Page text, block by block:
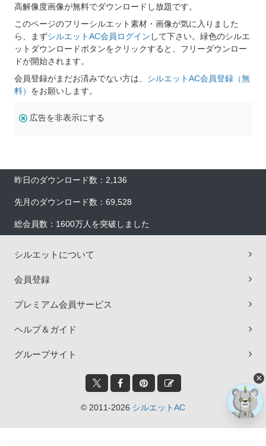
高解像度画像が無料でダウンロードし放題です。
このページのフリーシルエット素材・画像が気に入りました
ら、まずシルエットAC会員ログイン して下さい。緑色のシルエ
ットダウンロードボタンをクリックすると、フリーダウンロー
ドが開始されます。
会員登録がまだお済みでない方は、 シルエットAC会員登録（無
料） をお願いします。
広告を非表示にする
昨日のダウンロード数：2,136
先月のダウンロード数：69,528
総会員数：1600万人を突破しました
シルエットについて
会員登録
プレミアム会員サービス
ヘルプ＆ガイド
グループサイト
© 2011-2026 シルエットAC
×